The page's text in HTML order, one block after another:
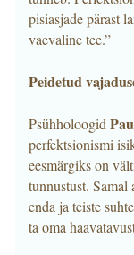
pisiasjade pärast
vaevaline tee.”
Peidetud
Psühholoogid
perfektsionismi
eesmärgiks on
tunnustust.
enda ja teiste
ta oma